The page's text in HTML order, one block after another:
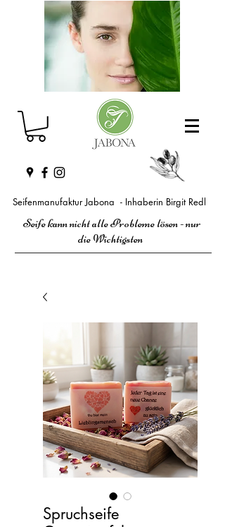
Seifenmanufaktur Jabona - Inhaberin Birgit Redl
Seife kann nicht alle Probleme lösen - nur
die Wichtigsten
Spruchseife